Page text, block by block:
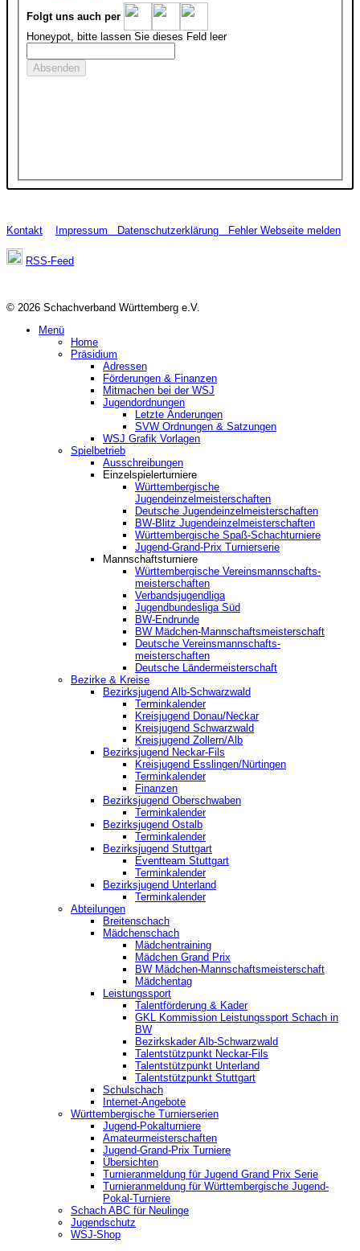
Folgt uns auch per
Honeypot, bitte lassen Sie dieses Feld leer
Kontakt Impressum Datenschutzerklärung Fehler Webseite melden
RSS-Feed
© 2026 Schachverband Württemberg e.V.
Menü
Home
Präsidium
Adressen
Förderungen & Finanzen
Mitmachen bei der WSJ
Jugendordnungen
Letzte Änderungen
SVW Ordnungen & Satzungen
WSJ Grafik Vorlagen
Spielbetrieb
Ausschreibungen
Einzelspielerturniere
Württembergische
Jugendeinzelmeisterschaften
Deutsche Jugendeinzelmeisterschaften
BW-Blitz Jugendeinzelmeisterschaften
Württembergische Spaß-Schachturniere
Jugend-Grand-Prix Turnierserie
Mannschaftsturniere
Württembergische Vereinsmannschafts-
meisterschaften
Verbandsjugendliga
Jugendbundesliga Süd
BW-Endrunde
BW Mädchen-Mannschaftsmeisterschaft
Deutsche Vereinsmannschafts-
meisterschaften
Deutsche Ländermeisterschaft
Bezirke & Kreise
Bezirksjugend Alb-Schwarzwald
Terminkalender
Kreisjugend Donau/Neckar
Kreisjugend Schwarzwald
Kreisjugend Zollern/Alb
Bezirksjugend Neckar-Fils
Kreisjugend ‎Esslingen/Nürtingen
Terminkalender
Finanzen
Bezirksjugend Oberschwaben
Terminkalender
Bezirksjugend Ostalb
Terminkalender
Bezirksjugend Stuttgart
‎Eventteam Stuttgart
Terminkalender
Bezirksjugend Unterland
Terminkalender
Abteilungen
Breitenschach
Mädchenschach
Mädchentraining
Mädchen Grand Prix
BW Mädchen-Mannschaftsmeisterschaft
Mädchentag
Leistungssport
Talentförderung & Kader
GKL Kommission Leistungssport Schach in
BW
Bezirkskader Alb-Schwarzwald
Talentstützpunkt Neckar-Fils
Talentstützpunkt Unterland
Talentstützpunkt Stuttgart
Schulschach
Internet-Angebote
Württembergische Turnierserien
Jugend-Pokalturniere
Amateurmeisterschaften
Jugend-Grand-Prix Turniere
Übersichten
Turnieranmeldung für Jugend Grand Prix Serie
Turnieranmeldung für Württembergische Jugend-
Pokal-Turniere
Schach ABC für Neulinge
Jugendschutz
WSJ-Shop